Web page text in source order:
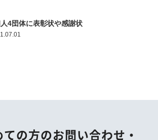
4団体に表彰状や感謝状
ての方のお問い合わせ・